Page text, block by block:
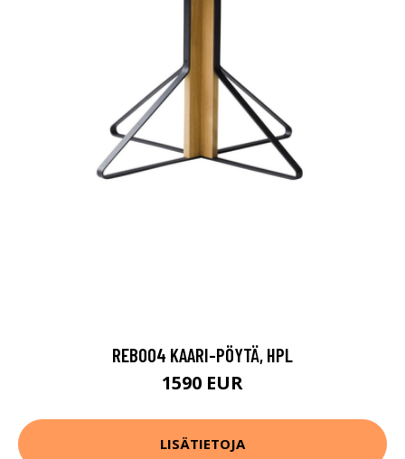
REB004 KAARI-PÖYTÄ, HPL
1590 EUR
LISÄTIETOJA